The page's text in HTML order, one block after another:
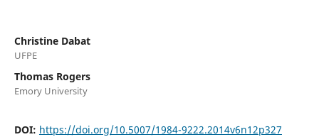
Christine Dabat
UFPE
Thomas Rogers
Emory University
DOI: https://doi.org/10.5007/1984-9222.2014v6n12p327